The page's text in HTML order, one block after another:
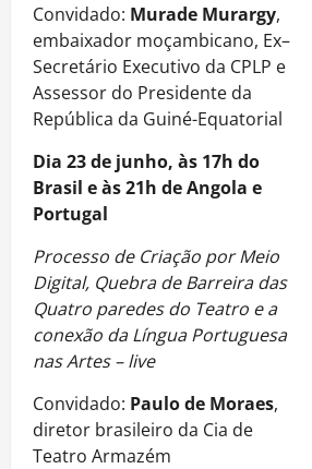
Convidado: Murade Murargy,
embaixador moçambicano, Ex–
Secretário Executivo da CPLP e
Assessor do Presidente da
República da Guiné-Equatorial
Dia 23 de junho, às 17h do
Brasil e às 21h de Angola e
Portugal
Processo de Criação por Meio
Digital, Quebra de Barreira das
Quatro paredes do Teatro e a
conexão da Língua Portuguesa
nas Artes – live
Convidado: Paulo de Moraes,
diretor brasileiro da Cia de
Teatro Armazém